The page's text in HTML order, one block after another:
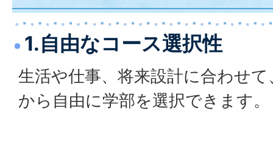
1.自由なコース選択性
生活や仕事、将来設計に合わせ
から自由に学部を選択できます。